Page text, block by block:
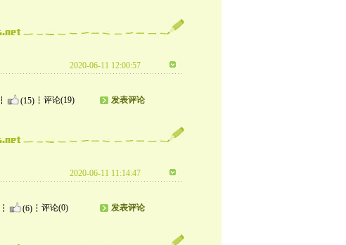
2020-06-11 12:00:57
(15) 评论(19) 发表评论
2020-06-11 11:14:47
(6) 评论(0) 发表评论